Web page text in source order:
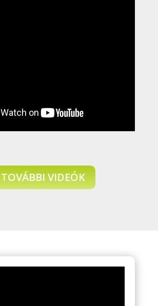
TOVÁBBI VIDEÓK